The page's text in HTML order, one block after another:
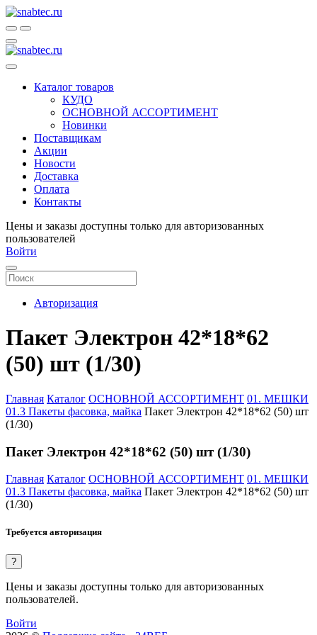
Каталог товаров
КУДО
ОСНОВНОЙ АССОРТИМЕНТ
Новинки
Поставщикам
Акции
Новости
Доставка
Оплата
Контакты
Цены и заказы доступны только для авторизованных
пользователей
Войти
Авторизация
Пакет Электрон 42*18*62
(50) шт (1/30)
Главная Каталог ОСНОВНОЙ АССОРТИМЕНТ 01. МЕШКИ
01.3 Пакеты фасовка, майка Пакет Электрон 42*18*62 (50) шт
(1/30)
Пакет Электрон 42*18*62 (50) шт (1/30)
Главная Каталог ОСНОВНОЙ АССОРТИМЕНТ 01. МЕШКИ
01.3 Пакеты фасовка, майка Пакет Электрон 42*18*62 (50) шт
(1/30)
Требуется авторизация
?
Цены и заказы доступны только для авторизованных
пользователей.
Войти